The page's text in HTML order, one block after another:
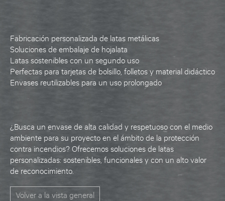
Fabricación personalizada de latas metálicas
Soluciones de embalaje de hojalata
Latas sostenibles con un segundo uso
Perfectas para tarjetas de bolsillo, folletos y material didáctico
Envases reutilizables para un uso prolongado
¿Busca un envase de alta calidad y respetuoso con el medio
ambiente para su proyecto en el ámbito de la protección
contra incendios? Ofrecemos soluciones de latas
personalizadas: sostenibles, funcionales y con un alto valor
de reconocimiento.
Volver a la vista general